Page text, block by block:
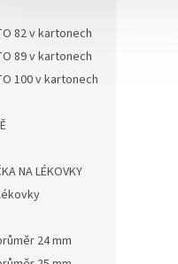
82 v kartonech
89 v kartonech
100 v kartonech
NA LÉKOVKY
24 mm